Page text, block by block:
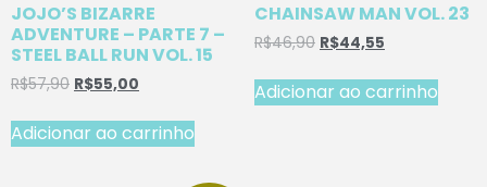
JOJO’S BIZARRE
ADVENTURE – PARTE 7 –
STEEL BALL RUN VOL. 15
R$57,90 R$55,00
Adicionar ao carrinho
CHAINSAW MAN VOL. 23
R$46,90 R$44,55
Adicionar ao carrinho